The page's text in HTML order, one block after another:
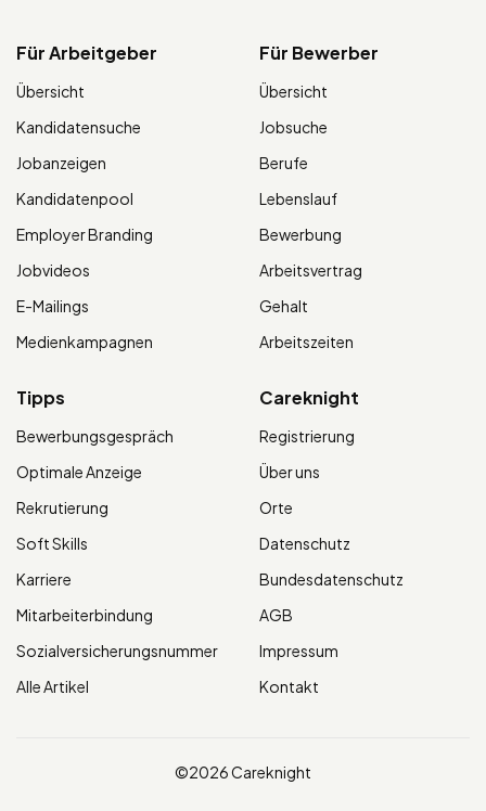
Für Arbeitgeber
Übersicht
Kandidatensuche
Jobanzeigen
Kandidatenpool
Employer Branding
Jobvideos
E-Mailings
Medienkampagnen
Für Bewerber
Übersicht
Jobsuche
Berufe
Lebenslauf
Bewerbung
Arbeitsvertrag
Gehalt
Arbeitszeiten
Tipps
Bewerbungsgespräch
Optimale Anzeige
Rekrutierung
Soft Skills
Karriere
Mitarbeiterbindung
Sozialversicherungsnummer
Alle Artikel
Careknight
Registrierung
Über uns
Orte
Datenschutz
Bundesdatenschutz
AGB
Impressum
Kontakt
©2026 Careknight